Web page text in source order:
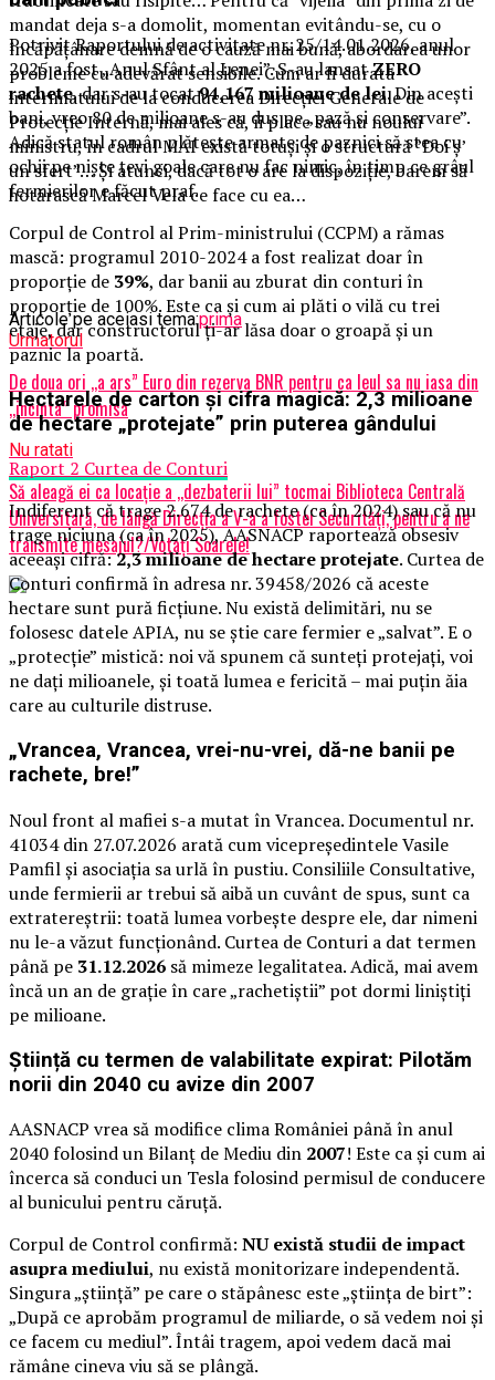
mandat deja s-a domolit, momentan evitându-se, cu o
încăpățânare demnă de o cauză mai bună, abordarea unor
probleme cu adevărat sensibile. Cum ar fi durata
interimatului de la conducerea Direcției Generale de
Protecție Internă, mai ales că, îi place sau nu noului
ministru, în cadrul MAI există totuși și o structură ”Doi ș’
un sfert”… Și atunci, dacă tot o are la dispoziție, barem să
hotărască Marcel Vela ce face cu ea…
Articole pe aceiasi tema:prima
Urmatorul
De doua ori ,,a ars” Euro din rezerva BNR pentru ca leul sa nu iasa din
,,incinta” promisa
Nu ratati
Să aleagă ei ca locație a ,,dezbaterii lui” tocmai Biblioteca Centrală
Universitară, de lângă Direcția a V-a a fostei Securități, pentru a ne
transmite mesajul?/Votați Soarele!
Potrivit Raportului de activitate nr. 25/14.01.2026, anul
2025 a fost „Anul Sfânt al Lenei”. S-au lansatZERO
rachete, dar s-au tocat94,167 milioane de lei. Din acești
bani, vreo 80 de milioane s-au dus pe „pază și conservare”.
Adică statul român plătește armate de paznici să stea cu
ochii pe niște țevi goale care nu fac nimic, în timp ce grâul
fermierilor e făcut praf.
Corpul de Control al Prim-ministrului (CCPM) a rămas
mască: programul 2010-2024 a fost realizat doar în
proporție de 39%, dar banii au zburat din conturi în
proporție de 100%. Este ca și cum ai plăti o vilă cu trei
etaje, dar constructorul ți-ar lăsa doar o groapă și un
paznic la poartă.
Hectarele de carton și cifra magică: 2,3 milioane
de hectare „protejate” prin puterea gândului
Raport 2 Curtea de Conturi
Indiferent că trage 2.674 de rachete (ca în 2024) sau că nu
trage niciuna (ca în 2025), AASNACP raportează obsesiv
aceeași cifră:2,3 milioane de hectare protejate. Curtea de
Conturi confirmă în adresa nr. 39458/2026 că aceste
hectare sunt pură ficțiune. Nu există delimitări, nu se
folosesc datele APIA, nu se știe care fermier e „salvat”. E o
„protecție” mistică: noi vă spunem că sunteți protejați, voi
ne dați milioanele, și toată lumea e fericită – mai puțin ăia
care au culturile distruse.
„Vrancea, Vrancea, vrei-nu-vrei, dă-ne banii pe
rachete, bre!”
Noul front al mafiei s-a mutat în Vrancea. Documentul nr.
41034 din 27.07.2026 arată cum vicepreședintele Vasile
Pamfil și asociația sa urlă în pustiu. Consiliile Consultative,
unde fermierii ar trebui să aibă un cuvânt de spus, sunt ca
extratereștrii: toată lumea vorbește despre ele, dar nimeni
nu le-a văzut funcționând. Curtea de Conturi a dat termen
până pe 31.12.2026 să mimeze legalitatea. Adică, mai avem
încă un an de grație în care „rachetiștii” pot dormi liniștiți
pe milioane.
Știință cu termen de valabilitate expirat: Pilotăm
norii din 2040 cu avize din 2007
AASNACP vrea să modifice clima României până în anul
2040 folosind un Bilanț de Mediu din 2007! Este ca și cum ai
încerca să conduci un Tesla folosind permisul de conducere
al bunicului pentru căruță.
Corpul de Control confirmă: NU există studii de impact
asupra mediului, nu există monitorizare independentă.
Singura „știință” pe care o stăpânesc este „știința de birt”:
„După ce aprobăm programul de miliarde, o să vedem noi și
ce facem cu mediul”. Întâi tragem, apoi vedem dacă mai
rămâne cineva viu să se plângă.